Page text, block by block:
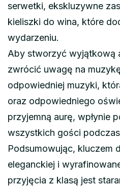
serwetki, ekskluzywne
kieliszki do wina, które
wydarzeniu.
Aby stworzyć wyjątkową
zwrócić uwagę na
odpowiedniej muzyki,
oraz odpowiedniego
przyjemną aurę, wpłynie
wszystkich gości
Podsumowując, kluczem
eleganckiej i
przyjęcia z klasą jest